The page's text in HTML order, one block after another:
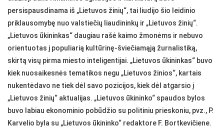
persispausdinama iš „Lietuvos žinių“, tai liudijo šio leidinio
priklausomybę nuo valstiečių liaudininkų ir „Lietuvos žinių“.
„Lietuvos ūkininkas“ daugiau rašė kaimo žmonėms ir nebuvo
orientuotas į populiarią kultūrinę-šviečiamąją žurnalistiką,
skirtą visų pirma miesto inteligentijai. „Lietuvos ūkininkas“ buvo
kiek nuosaikesnės tematikos negu „Lietuvos žinios“, kartais
nukentėdavo ne tiek dėl savo pozicijos, kiek dėl atgarsio į
„Lietuvos žinių“ aktualijas. „Lietuvos ūkininko“ spaudos bylos
buvo labiau ekonominio pobūdžio su politiniu prieskoniu, pvz., P.
Karvelio byla su „Lietuvos ūkininko“ redaktore F. Bortkevičiene.